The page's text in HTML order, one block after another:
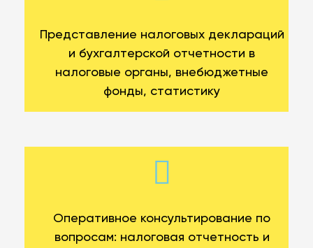
Представление налоговых деклараций
и бухгалтерской отчетности в
налоговые органы, внебюджетные
фонды, статистику
Оперативное консультирование по
вопросам: налоговая отчетность и